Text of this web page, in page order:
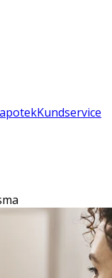
Kundservice